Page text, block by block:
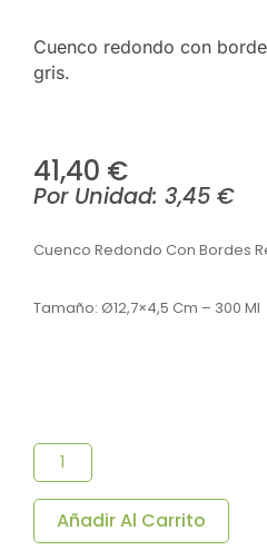
Cuenco redondo con
gris.
41,40 €
Por Unidad: 3,45 €
Cuenco Redondo Con Bordes
Tamaño: Ø12,7×4,5 Cm – 300 Ml
De
Melamina
Ø12,7x4,5
Cm
-
Añadir Al Carrito